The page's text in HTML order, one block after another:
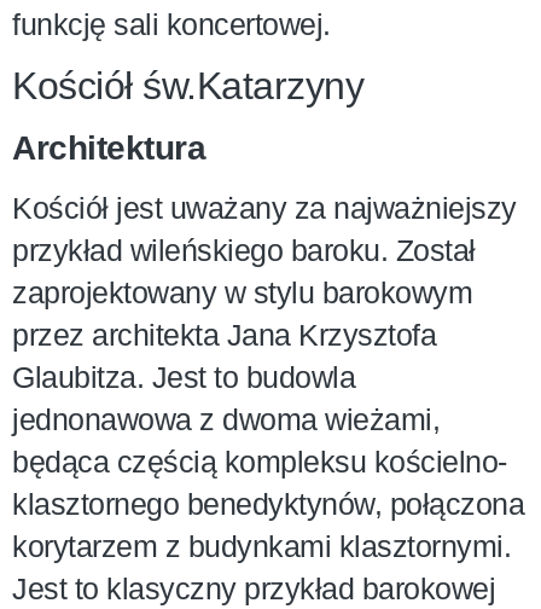
funkcję sali koncertowej.
Kościół św.Katarzyny
Architektura
Kościół jest uważany za najważniejszy
przykład wileńskiego baroku. Został
zaprojektowany w stylu barokowym
przez architekta Jana Krzysztofa
Glaubitza. Jest to budowla
jednonawowa z dwoma wieżami,
będąca częścią kompleksu kościelno-
klasztornego benedyktynów, połączona
korytarzem z budynkami klasztornymi.
Jest to klasyczny przykład barokowej